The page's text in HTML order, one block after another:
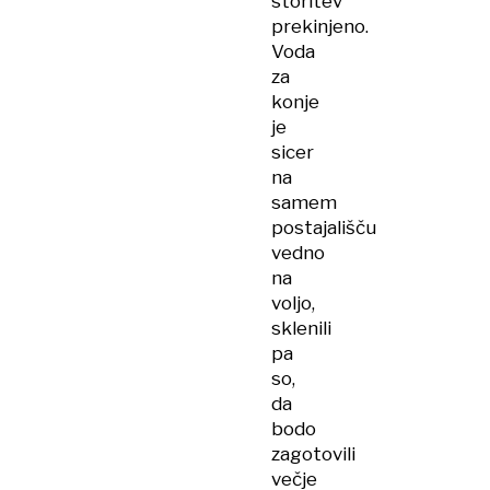
prekinjeno.
Voda
za
konje
je
sicer
na
samem
postajališču
vedno
na
voljo,
sklenili
pa
so,
da
bodo
zagotovili
večje